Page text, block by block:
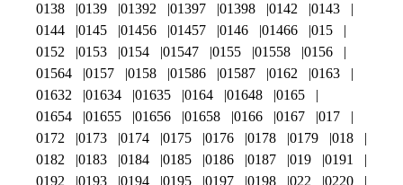
0138
0139 01392 01397 01398 0142
0143
0144
0145 01456 01457 0146 01466
015
0152
0153 0154 01547 0155 01558
0156
01564
0157 0158 01586 01587 0162
0163
01632
01634 01635 0164 01648
0165
01654
01655 01656 01658 0166 0167
017
0172
0173 0174 0175 0176 0178 0179
018
0182
0183 0184 0185 0186 0187 019
0191
0192
0193 0194 0195 0197 0198 022
0220